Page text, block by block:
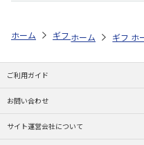
ホーム ギフト通販 内祝い
ホーム ギフト
ホ
ご利用ガイド
お問い合わせ
サイト運営会社について